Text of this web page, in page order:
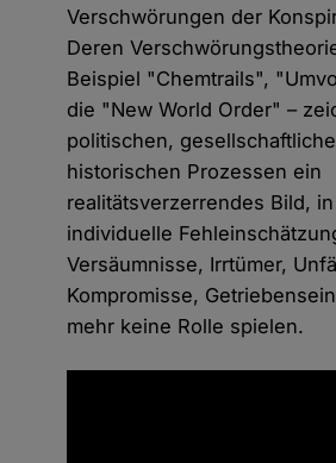
Verschwörungen der
Deren
Beispiel "Chemtrails",
die "New World Order" –
politischen,
historischen Prozessen ein
realitätsverzerrendes Bild,
individuelle
Versäumnisse, Irrtümer,
Kompromisse,
mehr keine Rolle spielen.